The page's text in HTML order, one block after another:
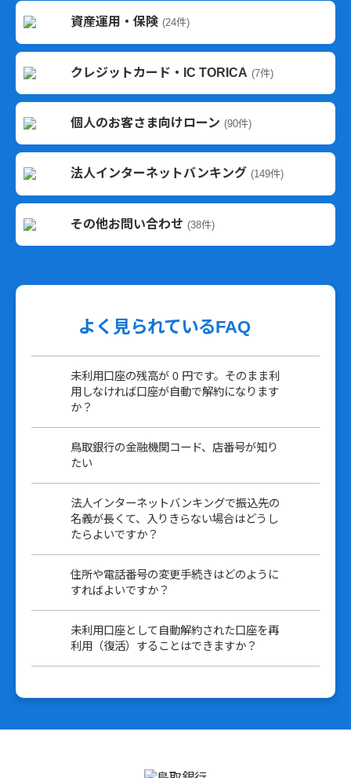
資産運用・保険 (24件)
クレジットカード・IC TORICA (7件)
個人のお客さま向けローン (90件)
法人インターネットバンキング (149件)
その他お問い合わせ (38件)
よく見られているFAQ
未利用口座の残高が 0 円です。そのまま利
用しなければ口座が自動で解約になります
か？
鳥取銀行の金融機関コード、店番号が知り
たい
法人インターネットバンキングで振込先の
名義が長くて、入りきらない場合はどうし
たらよいですか？
住所や電話番号の変更手続きはどのように
すればよいですか？
未利用口座として自動解約された口座を再
利用（復活）することはできますか？